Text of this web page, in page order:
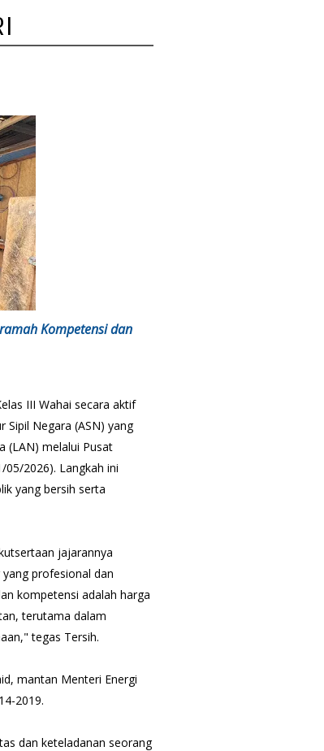
Kompetensi dan
III Wahai secara aktif
Negara (ASN) yang
(LAN) melalui Pusat
05/2026). Langkah ini
yang bersih serta
jajarannya
profesional dan
kompetensi adalah harga
terutama dalam
tegas Tersih.
mantan Menteri Energi
2019.
dan keteladanan seorang